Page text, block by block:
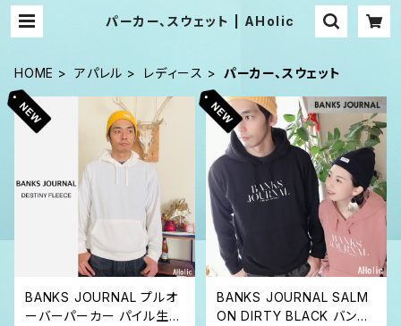
パーカー、スウェット | AHolic
HOME アパレル レディース パーカー、スウェット
BANKS JOURNAL プルオ
ーバーパーカー パイル生地
BANKS JOURNAL SALM
ON DIRTY BLACK バンク